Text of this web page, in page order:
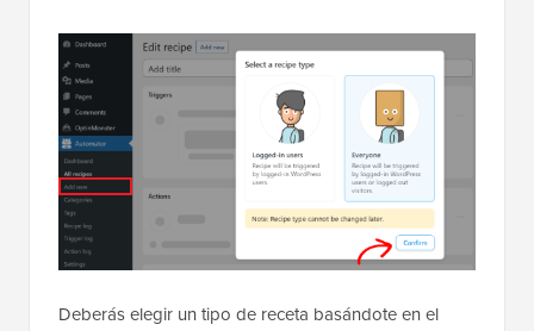
Deberás elegir un tipo de receta basándote en el